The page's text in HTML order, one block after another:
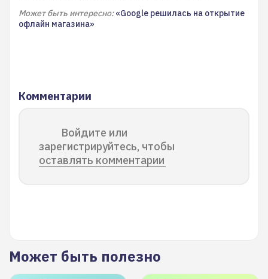
Может быть интересно: «Google решилась на открытие
офлайн магазина»
Комментарии
Войдите или
зарегистрируйтесь, чтобы
оставлять комментарии
Может быть полезно